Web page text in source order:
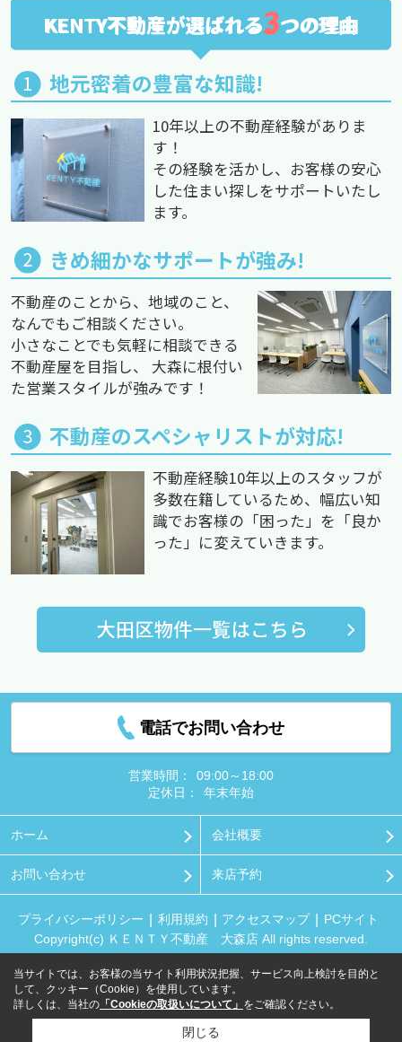
KENTY不動産が選ばれる3つの理由
地元密着の豊富な知識!
10年以上の不動産経験がありま
す！
その経験を活かし、お客様の安心
した住まい探しをサポートいたし
ます。
きめ細かなサポートが強み!
不動産のことから、地域のこと、
なんでもご相談ください。
小さなことでも気軽に相談できる
不動産屋を目指し、 大森に根付い
た営業スタイルが強みです！
不動産のスペシャリストが対応!
不動産経験10年以上のスタッフが
多数在籍しているため、幅広い知
識でお客様の「困った」を「良か
った」に変えていきます。
電話でお問い合わせ
営業時間：
09:00～18:00
定休日：
年末年始
ホーム 会社概要
お問い合わせ 来店予約
プライバシーポリシー 利用規約 アクセスマップ
PCサイト
Copyright(c) ＫＥＮＴＹ不動産 大森店 All rights reserved.
当サイトでは、お客様の当サイト利用状況把握、サービス向上検討を目的と
して、クッキー（Cookie）を使用しています。
詳しくは、当社の 「Cookieの取扱いについて」 をご確認ください。
閉じる